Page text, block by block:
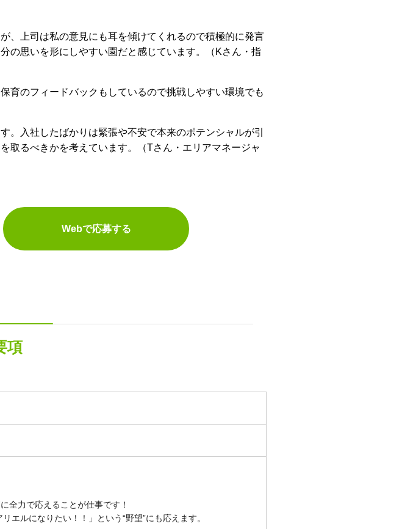
、上司は私の意見にも耳を傾けてくれるので積極的に発言
の思いを形にしやすい園だと感じています。（Kさん・指
育のフィードバックもしているので挑戦しやすい環境でも
。入社したばかりは緊張や不安で本来のポテンシャルが引
取るべきかを考えています。（Tさん・エリアマネージャ
Webで応募する
項
全力で応えることが仕事です！
エルになりたい！！」という“野望”にも応えます。